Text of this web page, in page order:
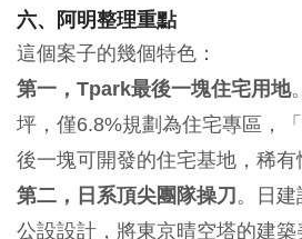
六、阿明整理重點
這個案子的幾個特色：
第一，Tpark最後一塊住宅用地
坪，僅6.8%規劃為住宅專區，
後一塊可開發的住宅基地，稀有
第二，日系頂尖團隊操刀 。日
公設設計，將東京晴空塔的建